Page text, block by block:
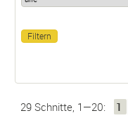
29 Schnitte, 1—20: 1